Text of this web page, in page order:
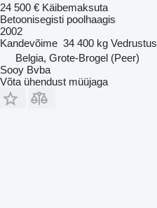
24 500 € Käibemaksuta
Betoonisegisti poolhaagis
2002
Kandevõime 34 400 kg Vedrustus
Belgia, Grote-Brogel (Peer)
Sooy Bvba
Võta ühendust müüjaga